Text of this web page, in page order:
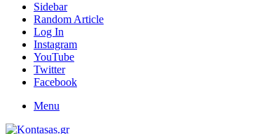
Sidebar
Random Article
Log In
Instagram
YouTube
Twitter
Facebook
Menu